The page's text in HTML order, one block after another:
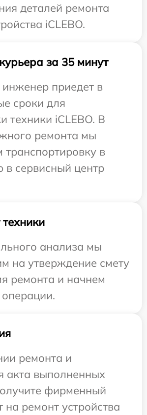
деталей ремонта
iCLEBO.
за 35 минут
приедет в
сроки для
техники iCLEBO. В
ремонта мы
транспортировку в
в сервисный центр
анализа мы
на утверждение смету
ремонта и начнем
ремонта и
акта выполненных
фирменный
на ремонт устройства